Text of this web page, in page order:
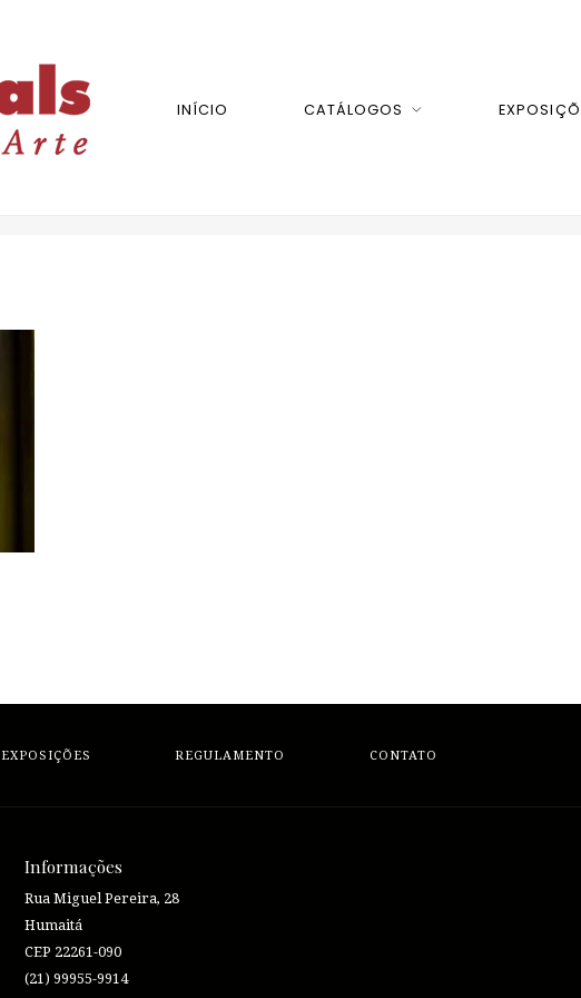
INÍCIO CATÁLOGOS
EXPOSIÇÕES REGULAMENTO CONTATO
Informações
Rua Miguel Pereira, 28
Humaitá
CEP 22261-090
(21) 99955-9914